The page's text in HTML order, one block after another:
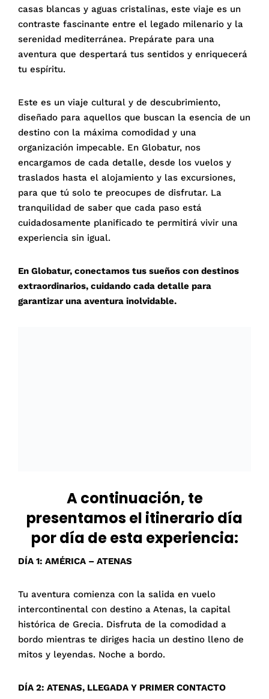
casas blancas y aguas cristalinas, este viaje es un
contraste fascinante entre el legado milenario y la
serenidad mediterránea. Prepárate para una
aventura que despertará tus sentidos y enriquecerá
tu espíritu.
Este es un viaje cultural y de descubrimiento,
diseñado para aquellos que buscan la esencia de un
destino con la máxima comodidad y una
organización impecable. En Globatur, nos
encargamos de cada detalle, desde los vuelos y
traslados hasta el alojamiento y las excursiones,
para que tú solo te preocupes de disfrutar. La
tranquilidad de saber que cada paso está
cuidadosamente planificado te permitirá vivir una
experiencia sin igual.
En Globatur, conectamos tus sueños con destinos
extraordinarios, cuidando cada detalle para
garantizar una aventura inolvidable.
A continuación, te
presentamos el itinerario día
por día de esta experiencia:
DÍA 1: AMÉRICA – ATENAS
Tu aventura comienza con la salida en vuelo
intercontinental con destino a Atenas, la capital
histórica de Grecia. Disfruta de la comodidad a
bordo mientras te diriges hacia un destino lleno de
mitos y leyendas. Noche a bordo.
DÍA 2: ATENAS, LLEGADA Y PRIMER CONTACTO